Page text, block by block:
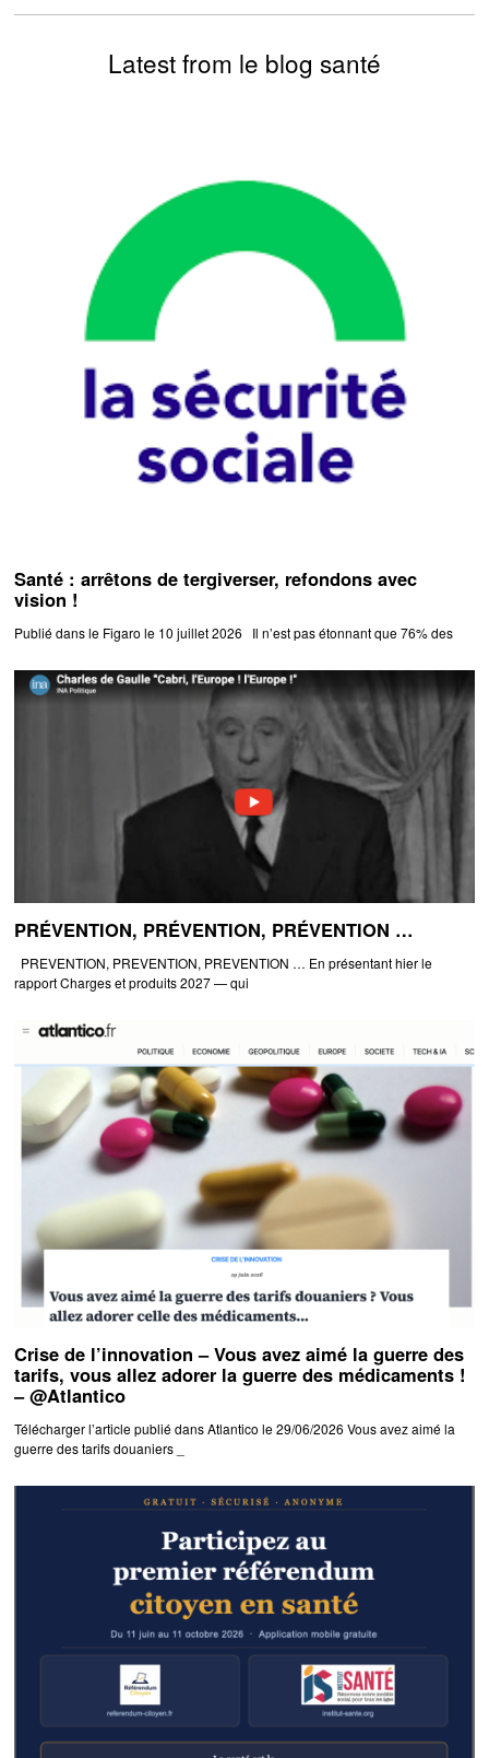
Latest from le blog santé
Santé : arrêtons de tergiverser, refondons avec
vision !
Publié dans le Figaro le 10 juillet 2026 Il n’est pas étonnant que 76% des
PRÉVENTION, PRÉVENTION, PRÉVENTION …
PREVENTION, PREVENTION, PREVENTION … En présentant hier le
rapport Charges et produits 2027 — qui
Crise de l’innovation – Vous avez aimé la guerre des
tarifs, vous allez adorer la guerre des médicaments !
– @Atlantico
Télécharger l’article publié dans Atlantico le 29/06/2026 Vous avez aimé la
guerre des tarifs douaniers _